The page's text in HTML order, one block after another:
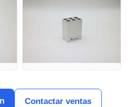
Contactar ventas